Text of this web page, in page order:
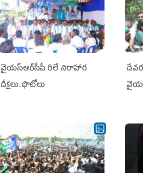
వైయ‌స్ఆర్‌సీపీ రిలే నిరాహార
దీక్షలు..ఫొటోలు